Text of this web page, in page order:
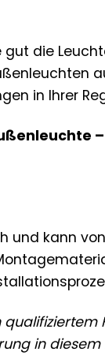
die
in Ihrer
und kann
in